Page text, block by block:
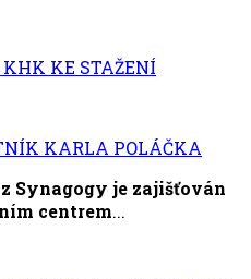
KE STAŽENÍ
KARLA POLÁČKA
Synagogy je zajišťován
centrem...